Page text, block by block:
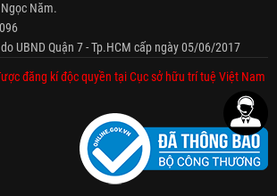
Năm.
UBND Quận 7 - Tp.HCM cấp ngày 05/06/2017
đăng kí độc quyền tại Cục sở hữu trí tuệ Việt Nam